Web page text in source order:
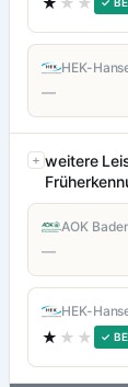
HEK-
—
weitere
AOK
—
HEK-
★ ★★ ✓